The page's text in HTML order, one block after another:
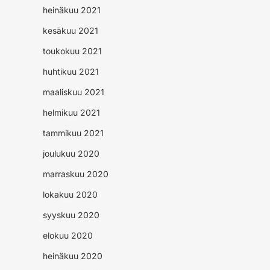
heinäkuu 2021
kesäkuu 2021
toukokuu 2021
huhtikuu 2021
maaliskuu 2021
helmikuu 2021
tammikuu 2021
joulukuu 2020
marraskuu 2020
lokakuu 2020
syyskuu 2020
elokuu 2020
heinäkuu 2020